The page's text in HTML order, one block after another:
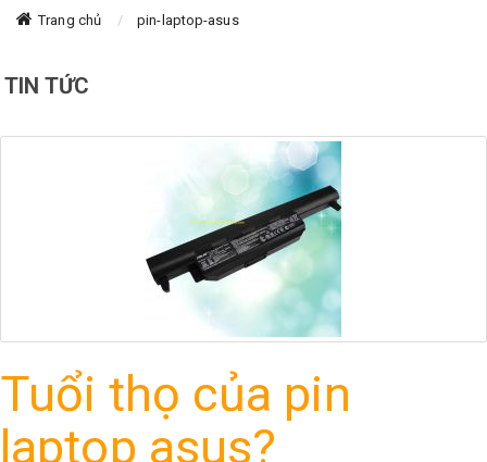
Trang chủ pin-laptop-asus
TIN TỨC
Tuổi thọ của pin
laptop asus?